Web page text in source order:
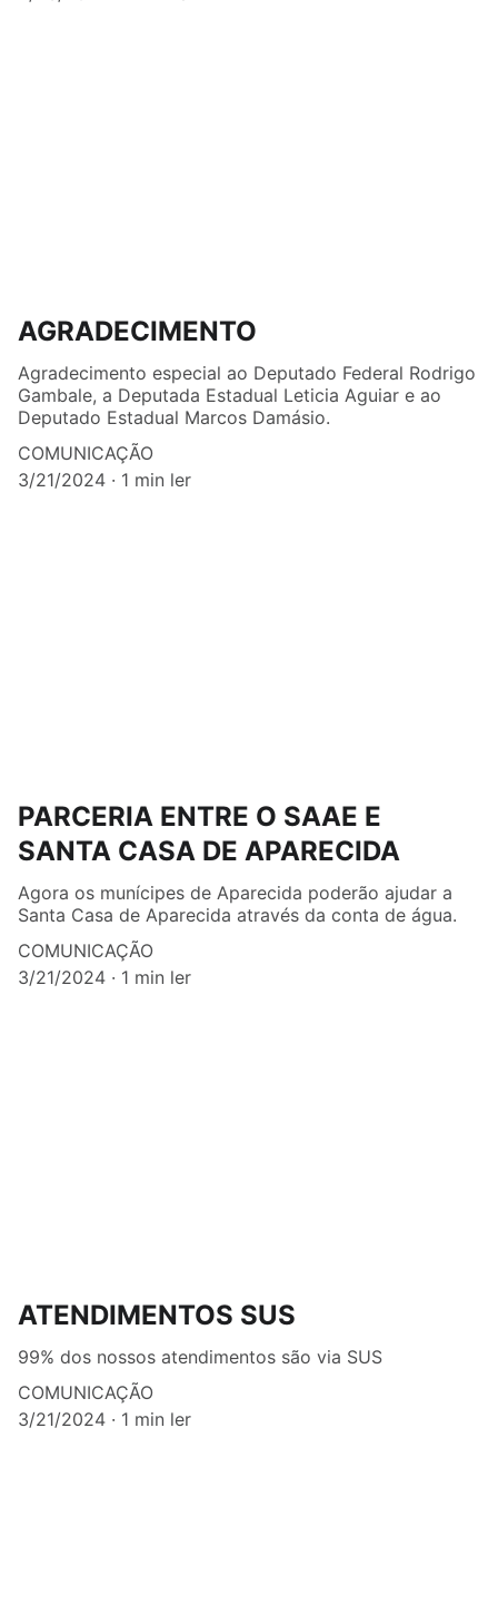
AGRADECIMENTO
Agradecimento especial ao Deputado Federal Rodrigo
Gambale, a Deputada Estadual Leticia Aguiar e ao
Deputado Estadual Marcos Damásio.
COMUNICAÇÃO
3/21/2024
1 min ler
PARCERIA ENTRE O SAAE E
SANTA CASA DE APARECIDA
Agora os munícipes de Aparecida poderão ajudar a
Santa Casa de Aparecida através da conta de água.
COMUNICAÇÃO
3/21/2024
1 min ler
ATENDIMENTOS SUS
99% dos nossos atendimentos são via SUS
COMUNICAÇÃO
3/21/2024
1 min ler